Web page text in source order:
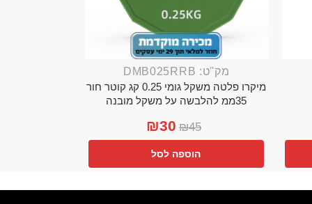
מק"ט: DMB025RRB
מיקרו פלטה משקל גומי 0.25 קג קוטר חור
35ממ להלבשה על משקל מובנה
₪45
₪30
הוספה לסל